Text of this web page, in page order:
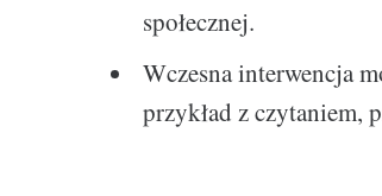
społecznej.
Wczesna interwencja
przykład z czytaniem,